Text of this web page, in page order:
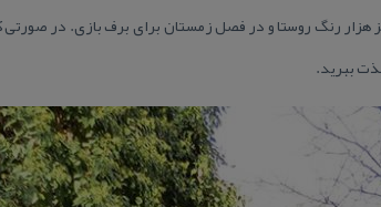
هزار رنگ روستا و در فصل زمستان برای برف بازی. در
ببرید.